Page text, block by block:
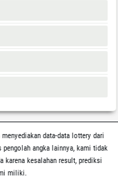
data-data lottery dari
pengolah angka lainnya, kami tidak
karena kesalahan result, prediksi
miliki.